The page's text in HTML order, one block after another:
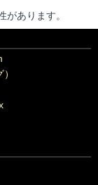
あります。